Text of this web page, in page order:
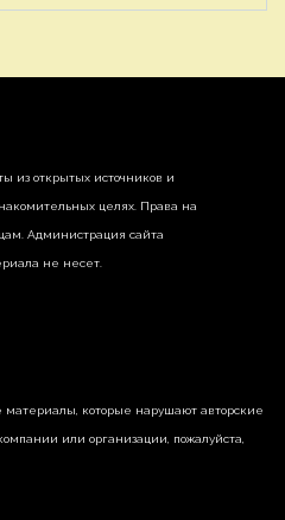
из открытых источников и
целях. Права на
Администрация сайта
не несет.
которые нарушают авторские
или организации, пожалуйста,